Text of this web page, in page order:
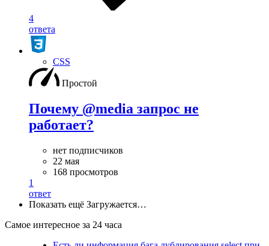
4
ответа
CSS
Простой
Почему @media запрос не
работает?
нет подписчиков
22 мая
168 просмотров
1
ответ
Показать ещё Загружается…
Самое интересное за 24 часа